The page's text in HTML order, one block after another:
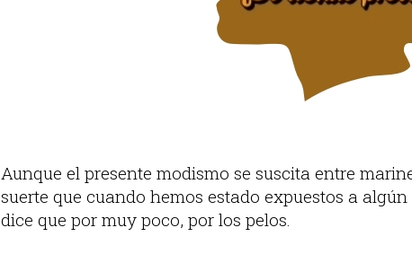
Aunque el presente modismo se suscita entre
suerte que cuando hemos estado expuestos a
dice que por muy poco, por los pelos.